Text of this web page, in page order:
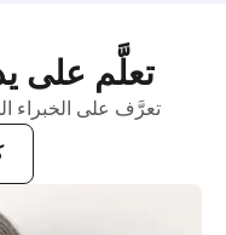
تعلَّم على
تعرَّف على الخبراء